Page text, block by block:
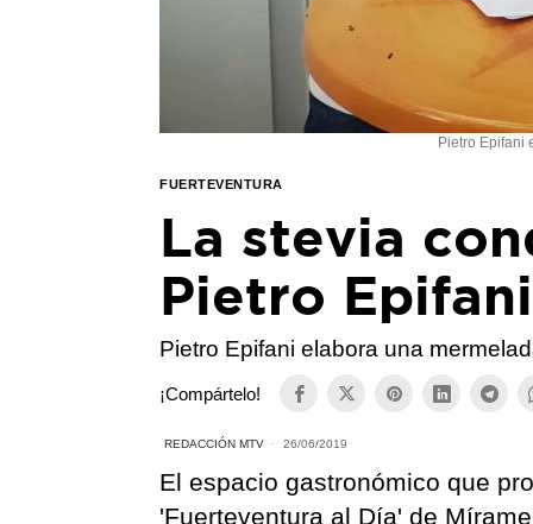
Pietro Epifani
FUERTEVENTURA
La stevia
Pietro Epifani
Pietro Epifani elabora una
¡Compártelo!
REDACCIÓN MTV 26/06/2019
El espacio gastronómico que
'Fuerteventura al Día' de